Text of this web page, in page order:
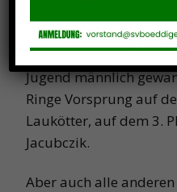
der seinen Platz aus
verteidigen konnte
Deutscher Meister in
Jugend männlich
Ringe Vorsprung auf
Laukötter, auf dem 3.
Jacubczik.
Aber auch alle